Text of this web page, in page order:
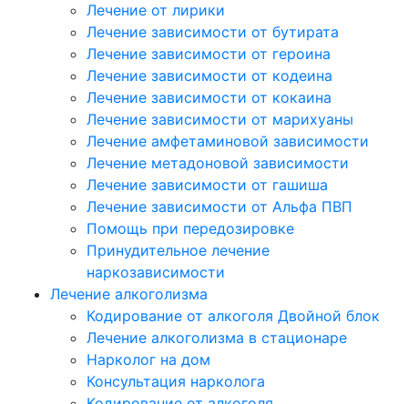
Лечение от лирики
Лечение зависимости от бутирата
Лечение зависимости от героина
Лечение зависимости от кодеина
Лечение зависимости от кокаина
Лечение зависимости от марихуаны
Лечение амфетаминовой зависимости
Лечение метадоновой зависимости
Лечение зависимости от гашиша
Лечение зависимости от Альфа ПВП
Помощь при передозировке
Принудительное лечение
наркозависимости
Лечение алкоголизма
Кодирование от алкоголя Двойной блок
Лечение алкоголизма в стационаре
Нарколог на дом
Консультация нарколога